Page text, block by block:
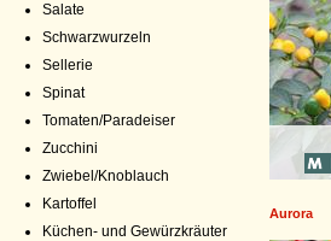
Salate
Schwarzwurzeln
Sellerie
Spinat
Tomaten/Paradeiser
Zucchini
Zwiebel/Knoblauch
Kartoffel
Küchen- und Gewürzkräuter
Aurora